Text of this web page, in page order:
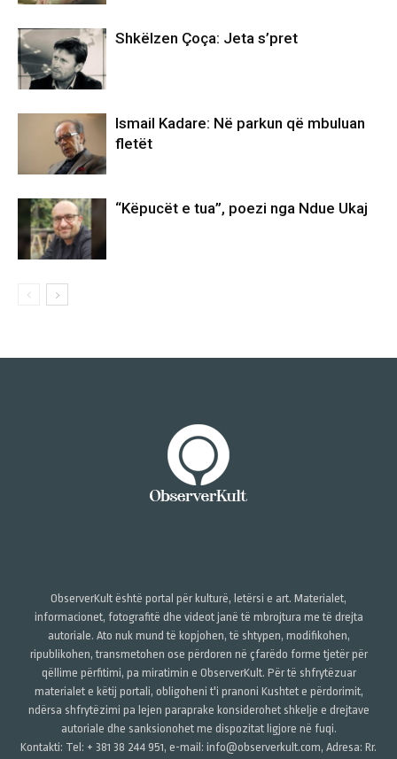
Shkëlzen Çoça: Jeta s’pret
Ismail Kadare: Në parkun që mbuluan
fletët
“Këpucët e tua”, poezi nga Ndue Ukaj
ObserverKult është portal për kulturë, letërsi e art. Materialet,
informacionet, fotografitë dhe videot janë të mbrojtura me të drejta
autoriale. Ato nuk mund të kopjohen, të shtypen, modifikohen,
ripublikohen, transmetohen ose përdoren në çfarëdo forme tjetër për
qëllime përfitimi, pa miratimin e ObserverKult. Për të shfrytëzuar
materialet e këtij portali, obligoheni t'i pranoni Kushtet e përdorimit,
ndërsa shfrytëzimi pa lejen paraprake konsiderohet shkelje e drejtave
autoriale dhe sanksionohet me dispozitat ligjore në fuqi.
Kontakti: Tel: + 381 38 244 951, e-mail: info@observerkult.com, Adresa: Rr.